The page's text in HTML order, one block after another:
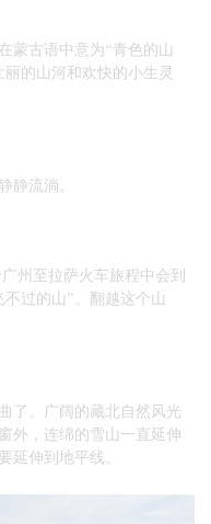
蒙古语中意为“青色的山
的山河和欢快的小生灵
静流淌。
州至拉萨火车旅程中会到
过的山”。翻越这个山
了。广阔的藏北自然风光
外，连绵的雪山一直延伸
延伸到地平线。